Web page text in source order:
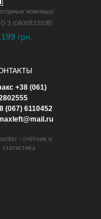
ножницы
3 (0600833108)
грн.
+38 (061)
(067) 6110452